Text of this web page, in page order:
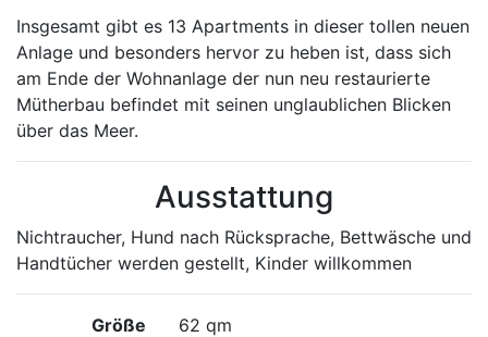
Insgesamt gibt es 13 Apartments in dieser tollen neuen
Anlage und besonders hervor zu heben ist, dass sich
am Ende der Wohnanlage der nun neu restaurierte
Mütherbau befindet mit seinen unglaublichen Blicken
über das Meer.
Ausstattung
Nichtraucher, Hund nach Rücksprache, Bettwäsche und
Handtücher werden gestellt, Kinder willkommen
Größe
62 qm